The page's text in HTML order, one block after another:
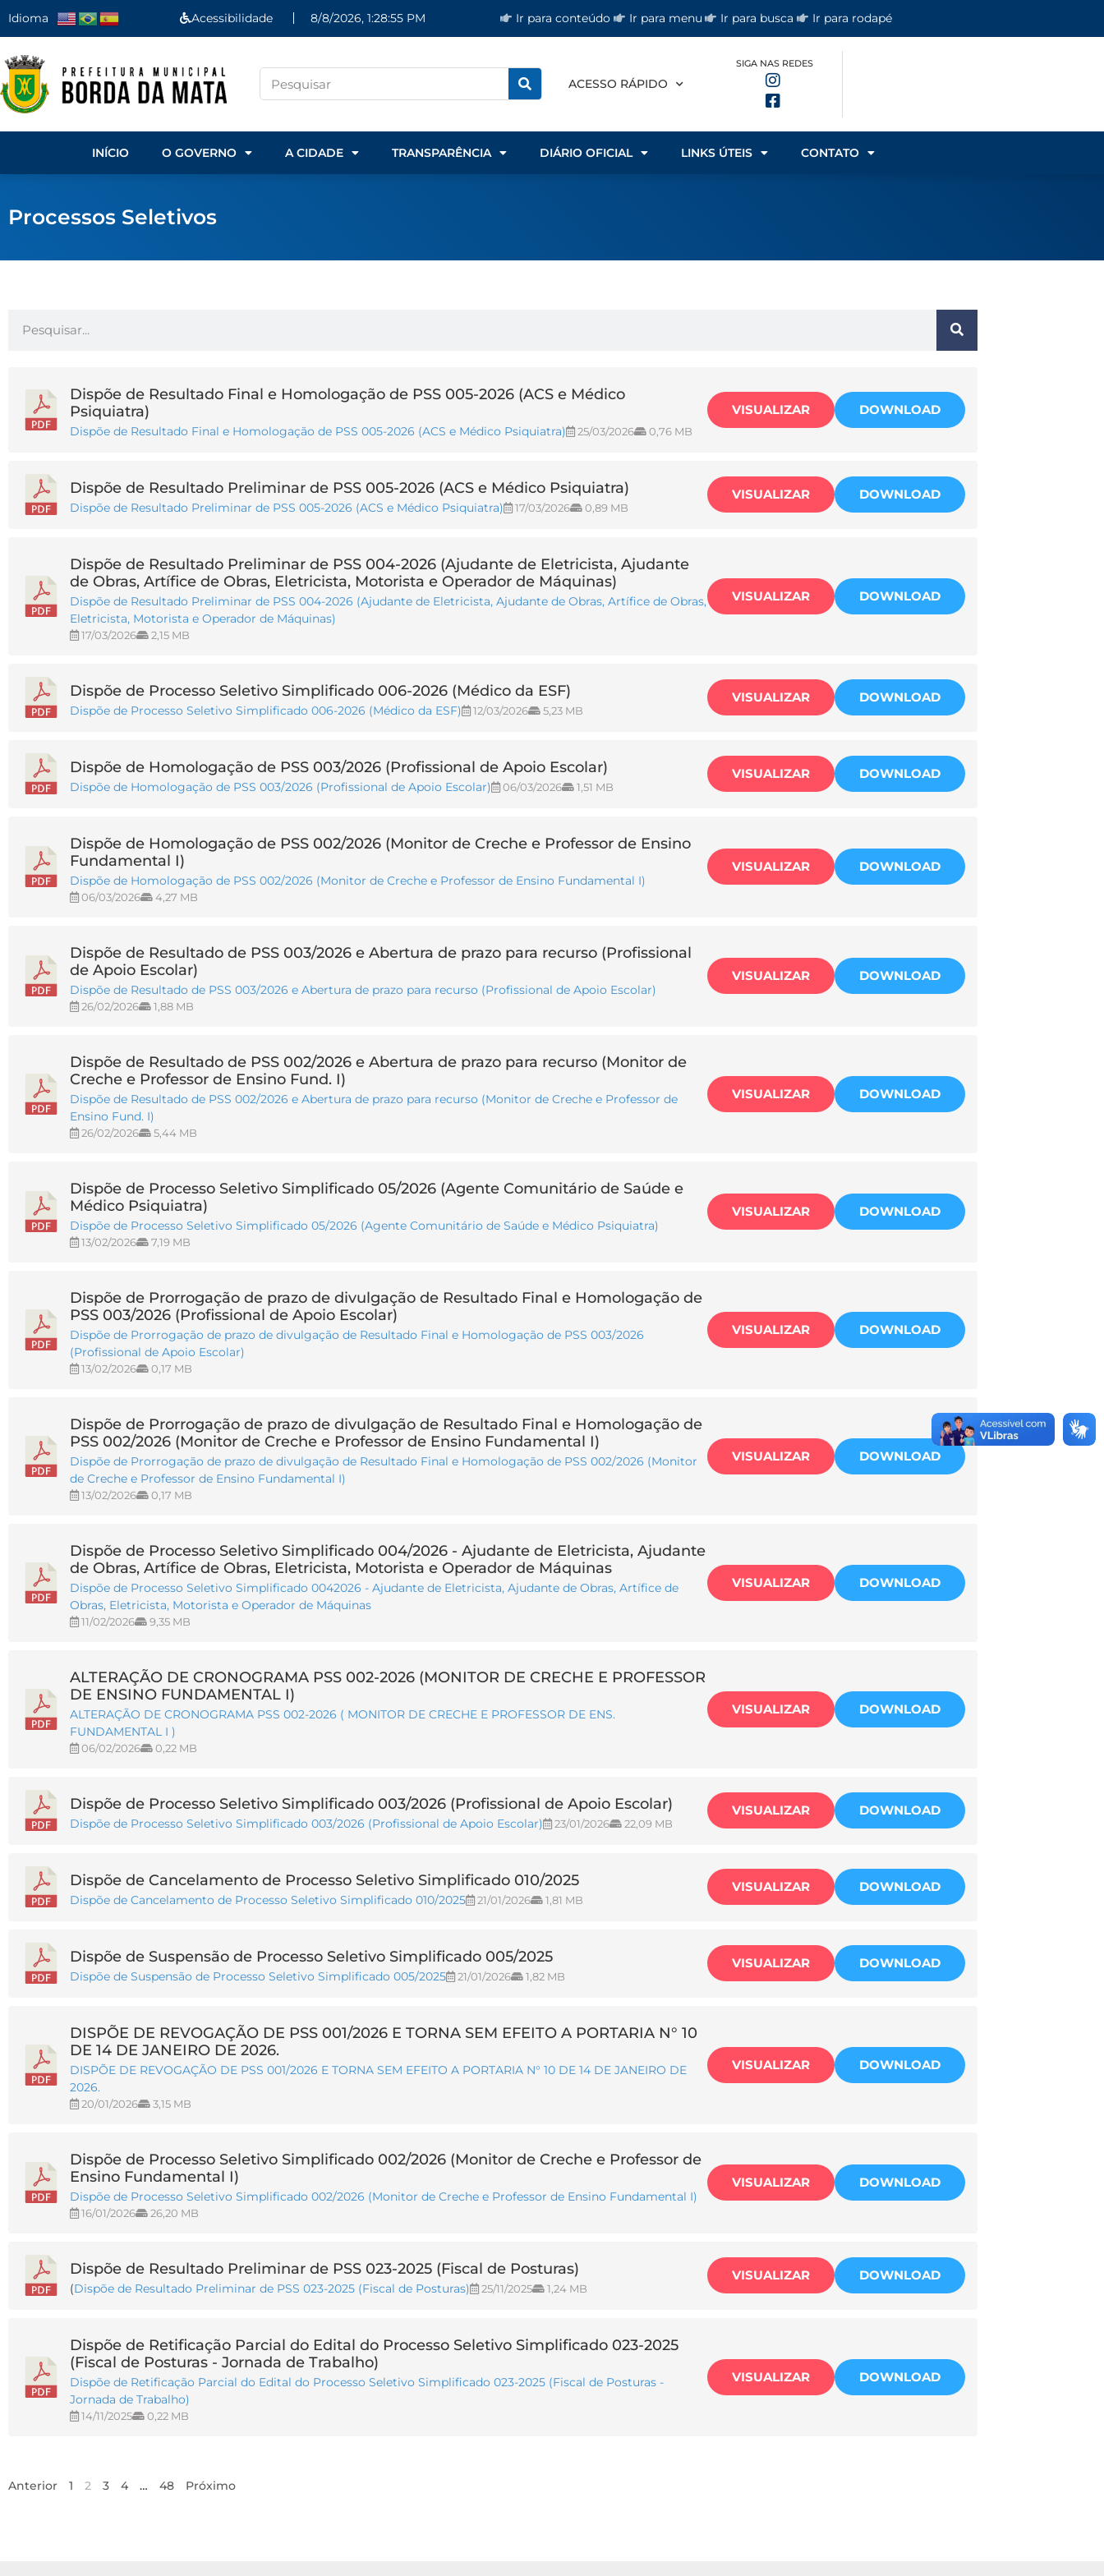
Idioma Acessibilidade 8/8/2026, 1:28:56 PM Ir para conteúdo Ir para menu Ir para busca Ir para rodapé
ACESSO RÁPIDO
SIGA NAS REDES
INÍCIO O GOVERNO A CIDADE TRANSPARÊNCIA DIÁRIO OFICIAL LINKS ÚTEIS CONTATO
Processos Seletivos
Dispõe de Resultado Final e Homologação de PSS 005-2026 (ACS e Médico
Psiquiatra)
Dispõe de Resultado Final e Homologação de PSS 005-2026 (ACS e Médico Psiquiatra) 25/03/2026 0,76 MB
VISUALIZAR DOWNLOAD
Dispõe de Resultado Preliminar de PSS 005-2026 (ACS e Médico Psiquiatra)
Dispõe de Resultado Preliminar de PSS 005-2026 (ACS e Médico Psiquiatra) 17/03/2026 0,89 MB
VISUALIZAR DOWNLOAD
Dispõe de Resultado Preliminar de PSS 004-2026 (Ajudante de Eletricista, Ajudante
de Obras, Artífice de Obras, Eletricista, Motorista e Operador de Máquinas)
Dispõe de Resultado Preliminar de PSS 004-2026 (Ajudante de Eletricista, Ajudante de Obras, Artífice de Obras,
Eletricista, Motorista e Operador de Máquinas)
17/03/2026 2,15 MB
VISUALIZAR DOWNLOAD
Dispõe de Processo Seletivo Simplificado 006-2026 (Médico da ESF)
Dispõe de Processo Seletivo Simplificado 006-2026 (Médico da ESF) 12/03/2026 5,23 MB
VISUALIZAR DOWNLOAD
Dispõe de Homologação de PSS 003/2026 (Profissional de Apoio Escolar)
Dispõe de Homologação de PSS 003/2026 (Profissional de Apoio Escolar) 06/03/2026 1,51 MB
VISUALIZAR DOWNLOAD
Dispõe de Homologação de PSS 002/2026 (Monitor de Creche e Professor de Ensino
Fundamental I)
Dispõe de Homologação de PSS 002/2026 (Monitor de Creche e Professor de Ensino Fundamental I)
06/03/2026 4,27 MB
VISUALIZAR DOWNLOAD
Dispõe de Resultado de PSS 003/2026 e Abertura de prazo para recurso (Profissional
de Apoio Escolar)
Dispõe de Resultado de PSS 003/2026 e Abertura de prazo para recurso (Profissional de Apoio Escolar)
26/02/2026 1,88 MB
VISUALIZAR DOWNLOAD
Dispõe de Resultado de PSS 002/2026 e Abertura de prazo para recurso (Monitor de
Creche e Professor de Ensino Fund. I)
Dispõe de Resultado de PSS 002/2026 e Abertura de prazo para recurso (Monitor de Creche e Professor de
Ensino Fund. I)
26/02/2026 5,44 MB
VISUALIZAR DOWNLOAD
Dispõe de Processo Seletivo Simplificado 05/2026 (Agente Comunitário de Saúde e
Médico Psiquiatra)
Dispõe de Processo Seletivo Simplificado 05/2026 (Agente Comunitário de Saúde e Médico Psiquiatra)
13/02/2026 7,19 MB
VISUALIZAR DOWNLOAD
Dispõe de Prorrogação de prazo de divulgação de Resultado Final e Homologação de
PSS 003/2026 (Profissional de Apoio Escolar)
Dispõe de Prorrogação de prazo de divulgação de Resultado Final e Homologação de PSS 003/2026
(Profissional de Apoio Escolar)
13/02/2026 0,17 MB
VISUALIZAR DOWNLOAD
Dispõe de Prorrogação de prazo de divulgação de Resultado Final e Homologação de
PSS 002/2026 (Monitor de Creche e Professor de Ensino Fundamental I)
Dispõe de Prorrogação de prazo de divulgação de Resultado Final e Homologação de PSS 002/2026 (Monitor
de Creche e Professor de Ensino Fundamental I)
13/02/2026 0,17 MB
VISUALIZAR DOWNLOAD
Dispõe de Processo Seletivo Simplificado 004/2026 - Ajudante de Eletricista, Ajudante
de Obras, Artífice de Obras, Eletricista, Motorista e Operador de Máquinas
Dispõe de Processo Seletivo Simplificado 0042026 - Ajudante de Eletricista, Ajudante de Obras, Artífice de
Obras, Eletricista, Motorista e Operador de Máquinas
11/02/2026 9,35 MB
VISUALIZAR DOWNLOAD
ALTERAÇÃO DE CRONOGRAMA PSS 002-2026 (MONITOR DE CRECHE E PROFESSOR
DE ENSINO FUNDAMENTAL I)
ALTERAÇÃO DE CRONOGRAMA PSS 002-2026 ( MONITOR DE CRECHE E PROFESSOR DE ENS.
FUNDAMENTAL I )
06/02/2026 0,22 MB
VISUALIZAR DOWNLOAD
Dispõe de Processo Seletivo Simplificado 003/2026 (Profissional de Apoio Escolar)
Dispõe de Processo Seletivo Simplificado 003/2026 (Profissional de Apoio Escolar) 23/01/2026 22,09 MB
VISUALIZAR DOWNLOAD
Dispõe de Cancelamento de Processo Seletivo Simplificado 010/2025
Dispõe de Cancelamento de Processo Seletivo Simplificado 010/2025 21/01/2026 1,81 MB
VISUALIZAR DOWNLOAD
Dispõe de Suspensão de Processo Seletivo Simplificado 005/2025
Dispõe de Suspensão de Processo Seletivo Simplificado 005/2025 21/01/2026 1,82 MB
VISUALIZAR DOWNLOAD
DISPÕE DE REVOGAÇÃO DE PSS 001/2026 E TORNA SEM EFEITO A PORTARIA N° 10
DE 14 DE JANEIRO DE 2026.
DISPÕE DE REVOGAÇÃO DE PSS 001/2026 E TORNA SEM EFEITO A PORTARIA N° 10 DE 14 DE JANEIRO DE
2026.
20/01/2026 3,15 MB
VISUALIZAR DOWNLOAD
Dispõe de Processo Seletivo Simplificado 002/2026 (Monitor de Creche e Professor de
Ensino Fundamental I)
Dispõe de Processo Seletivo Simplificado 002/2026 (Monitor de Creche e Professor de Ensino Fundamental I)
16/01/2026 26,20 MB
VISUALIZAR DOWNLOAD
Dispõe de Resultado Preliminar de PSS 023-2025 (Fiscal de Posturas)
(Dispõe de Resultado Preliminar de PSS 023-2025 (Fiscal de Posturas) 25/11/2025 1,24 MB
VISUALIZAR DOWNLOAD
Dispõe de Retificação Parcial do Edital do Processo Seletivo Simplificado 023-2025
(Fiscal de Posturas - Jornada de Trabalho)
Dispõe de Retificação Parcial do Edital do Processo Seletivo Simplificado 023-2025 (Fiscal de Posturas -
Jornada de Trabalho)
14/11/2025 0,22 MB
VISUALIZAR DOWNLOAD
Anterior 1 2 3 4 … 48 Próximo